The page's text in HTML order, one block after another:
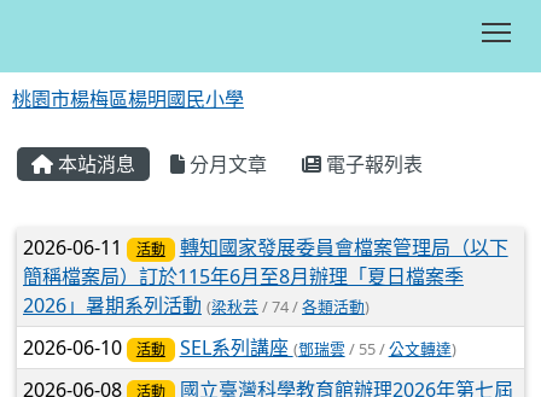
桃園市楊梅區楊明國民小學
本站消息 分月文章 電子報列表
文章列表
2026-06-11 活動
轉知國家發展委員會檔案管理局（以下
簡稱檔案局）訂於115年6月至8月辦理「夏日檔案季
2026」暑期系列活動 (梁秋芸/ 74 /各類活動)
2026-06-10 活動 SEL系列講座 (鄧瑞雲 / 55 /公文轉達)
2026-06-08 活動
國立臺灣科學教育館辦理2026年第七屆